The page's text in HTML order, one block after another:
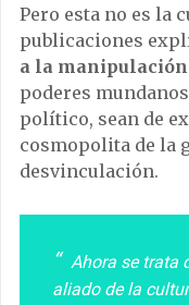
Pero esta no es la
publicaciones
a la
poderes
político, sean de
cosmopolita de la
desvinculación.
Ahora se trata
aliado de la